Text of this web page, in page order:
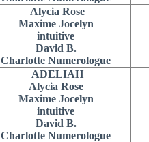
Alycia Rose
Maxime Jocelyn
intuitive
David B.
Charlotte Numerologue
ADELIAH
Alycia Rose
Maxime Jocelyn
intuitive
David B.
Charlotte Numerologue